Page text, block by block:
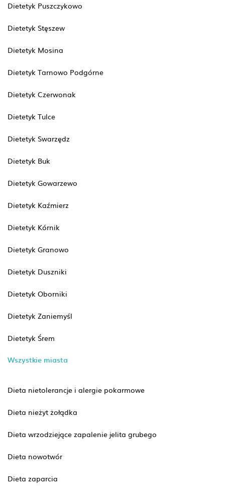
Dietetyk Puszczykowo
Dietetyk Stęszew
Dietetyk Mosina
Dietetyk Tarnowo Podgórne
Dietetyk Czerwonak
Dietetyk Tulce
Dietetyk Swarzędz
Dietetyk Buk
Dietetyk Gowarzewo
Dietetyk Kaźmierz
Dietetyk Kórnik
Dietetyk Granowo
Dietetyk Duszniki
Dietetyk Oborniki
Dietetyk Zaniemyśl
Dietetyk Śrem
Wszystkie miasta
Dieta nietolerancje i alergie pokarmowe
Dieta nieżyt żołądka
Dieta wrzodziejące zapalenie jelita grubego
Dieta nowotwór
Dieta zaparcia